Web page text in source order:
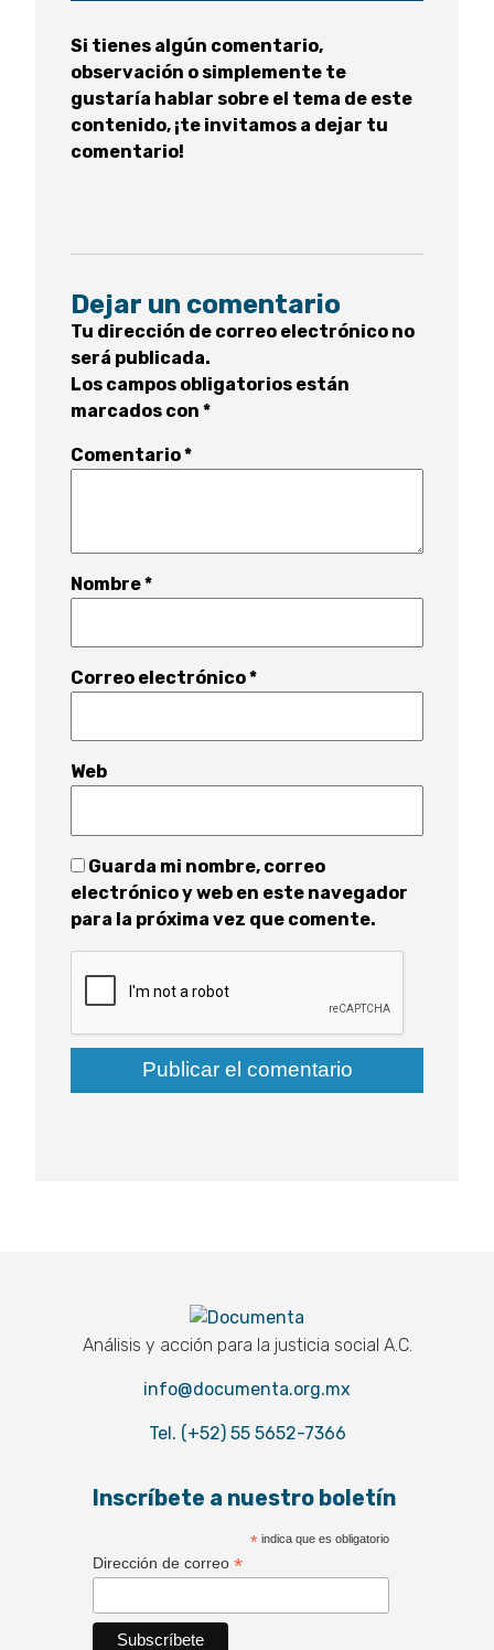
Si tienes algún comentario,
observación o simplemente te
gustaría hablar sobre el tema de este
contenido, ¡te invitamos a dejar tu
comentario!
Dejar un comentario
Tu dirección de correo electrónico no
será publicada.
Los campos obligatorios están
marcados con *
Comentario*
Nombre*
Correo electrónico*
Web
Guarda mi nombre, correo
electrónico y web en este navegador
para la próxima vez que comente.
Documenta
Análisis y acción para la justicia social A.C.
info@documenta.org.mx
Tel. (+52) 55 5652-7366
Inscríbete a nuestro boletín
*indica que es obligatorio
Dirección de correo *